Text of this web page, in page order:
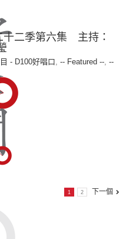
十二季第六集 主持：
- D100好唱口, -- Featured --, --
1 2 下一個